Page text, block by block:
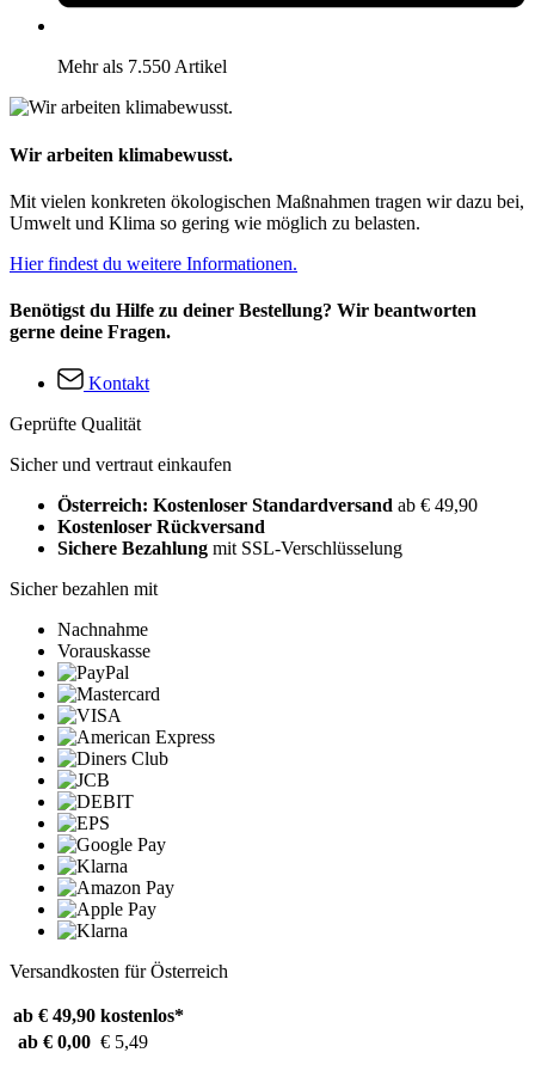
Mehr als 7.550 Artikel
Wir arbeiten klimabewusst.
Mit vielen konkreten ökologischen Maßnahmen tragen wir dazu bei,
Umwelt und Klima so gering wie möglich zu belasten.
Hier findest du weitere Informationen.
Benötigst du Hilfe zu deiner Bestellung? Wir beantworten
gerne deine Fragen.
Kontakt
Geprüfte Qualität
Sicher und vertraut einkaufen
Österreich: Kostenloser Standardversand ab € 49,90
Kostenloser Rückversand
Sichere Bezahlung mit SSL-Verschlüsselung
Sicher bezahlen mit
Nachnahme
Vorauskasse
Versandkosten für Österreich
ab € 49,90 kostenlos*
ab € 0,00 € 5,49